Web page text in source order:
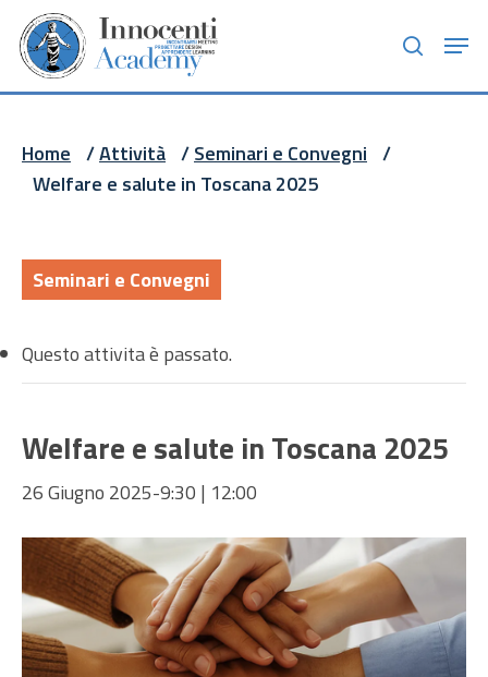
Skip
main
search
Home /Attività /Seminari e Convegni /
Welfare e salute in Toscana 2025
Seminari e Convegni
Questo attivita è passato.
Welfare e salute in Toscana 2025
26 Giugno 2025-9:30 | 12:00